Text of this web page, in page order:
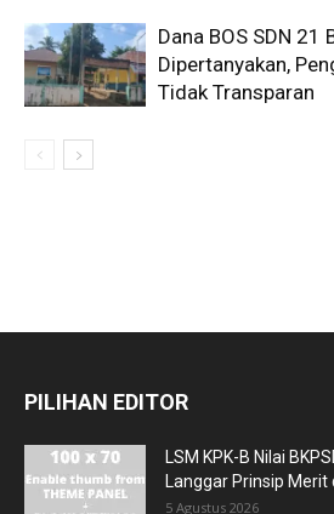
Dana BOS SDN 21
Dipertanyakan,
Tidak Transparan
PILIHAN EDITOR
LSM KPK-B Nilai
Langgar Prinsip Merit
5 Agustus 2026